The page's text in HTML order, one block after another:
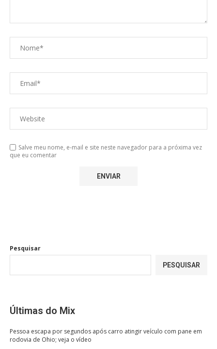
Salve meu nome, e-mail e site neste navegador para a próxima vez
que eu comentar
Pesquisar
PESQUISAR
Últimas do Mix
Pessoa escapa por segundos após carro atingir veículo com pane em
rodovia de Ohio; veja o vídeo